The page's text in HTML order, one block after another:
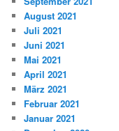
August 2021
Juli 2021
Juni 2021
Mai 2021
April 2021
März 2021
Februar 2021
Januar 2021